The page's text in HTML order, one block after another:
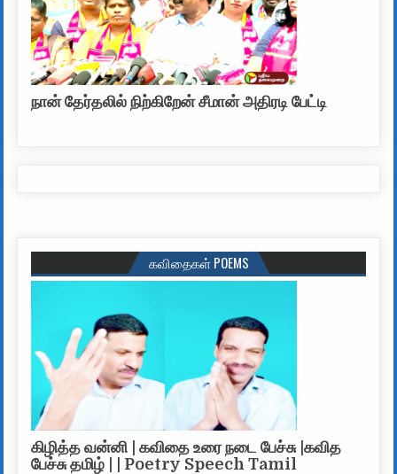
நான் தேர்தலில் நிற்கிறேன் சீமான் அதிரடி பேட்டி
கவிதைகள் POEMS
கிழித்த வன்னி | கவிதை உரை நடை பேச்சு |கவித
பேச்சு தமிழ் | | Poetry Speech Tamil